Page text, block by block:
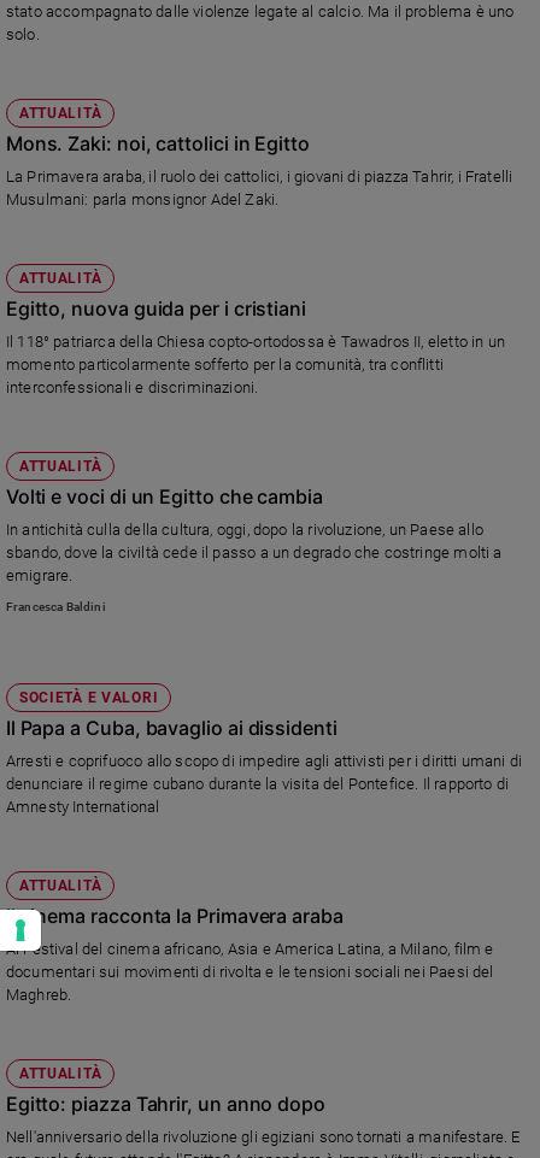
stato accompagnato dalle violenze legate al calcio. Ma il problema è uno
solo.
ATTUALITÀ
Mons. Zaki: noi, cattolici in Egitto
La Primavera araba, il ruolo dei cattolici, i giovani di piazza Tahrir, i Fratelli
Musulmani: parla monsignor Adel Zaki.
ATTUALITÀ
Egitto, nuova guida per i cristiani
Il 118° patriarca della Chiesa copto-ortodossa è Tawadros II, eletto in un
momento particolarmente sofferto per la comunità, tra conflitti
interconfessionali e discriminazioni.
ATTUALITÀ
Volti e voci di un Egitto che cambia
In antichità culla della cultura, oggi, dopo la rivoluzione, un Paese allo
sbando, dove la civiltà cede il passo a un degrado che costringe molti a
emigrare.
Francesca Baldini
SOCIETÀ E VALORI
Il Papa a Cuba, bavaglio ai dissidenti
Arresti e coprifuoco allo scopo di impedire agli attivisti per i diritti umani di
denunciare il regime cubano durante la visita del Pontefice. Il rapporto di
Amnesty International
ATTUALITÀ
Il cinema racconta la Primavera araba
Al Festival del cinema africano, Asia e America Latina, a Milano, film e
documentari sui movimenti di rivolta e le tensioni sociali nei Paesi del
Maghreb.
ATTUALITÀ
Egitto: piazza Tahrir, un anno dopo
Nell'anniversario della rivoluzione gli egiziani sono tornati a manifestare. E